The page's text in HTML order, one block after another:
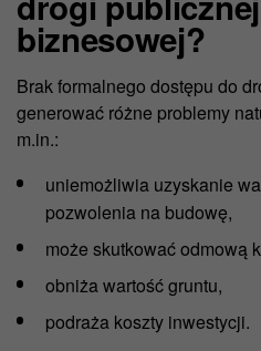
biznesowej?
Brak formalnego dostępu do
generować różne problemy
m.in.:
uniemożliwia uzyskanie
pozwolenia na budowę,
może skutkować odmową
obniża wartość gruntu,
podraża koszty inwestycji.